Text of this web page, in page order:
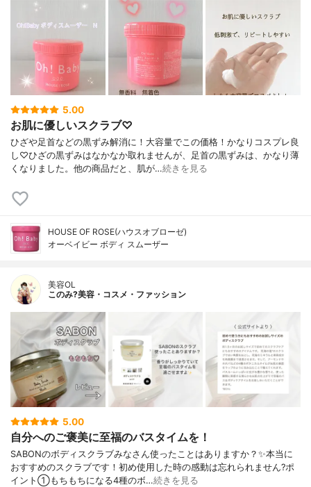
5.00
お肌に優しいスクラブ♡
ひざや足首などの黒ずみ解消に！大容量でこの価格！かなりコスプレ良
し♡ひざの黒ずみはなかなか取れませんが、足首の黒ずみは、かなり薄
くなりました。他の商品だと、肌が…続きを見る
HOUSE OF ROSE(ハウスオブローゼ)
オーベイビー ボディ スムーザー
美容OL
このみ?美容・コスメ・ファッション
5.00
自分へのご褒美に至福のバスタイムを！
SABONのボディスクラブみなさん使ったことはありますか？✨本当に
おすすめのスクラブです！初め使用した時の感動は忘れられません?ポ
イント①もちもちになる4種のボ…続きを見る